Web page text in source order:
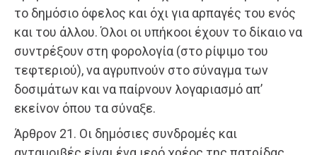
το δημόσιο όφελος και όχι για αρπαγές του ενός
και του άλλου. Όλοι οι υπήκοοι έχουν το δίκαιο να
συντρέξουν στη φορολογία (στο ρίψιμο του
τεφτεριού), να αγρυπνούν στο σύναγμα των
δοσιμάτων και να παίρνουν λογαριασμό απ’
εκείνον όπου τα σύναξε.
Άρθρον 21. Οι δημόσιες συνδρομές και